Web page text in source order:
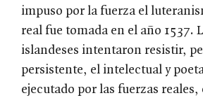
impuso por la fuerza el
real fue tomada en el año 1537.
islandeses intentaron resistir,
persistente, el intelectual y
ejecutado por las fuerzas reales,